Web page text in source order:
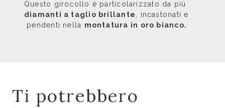
Questo girocollo è particolarizzato da più
diamanti a taglio brillante
, incastonati e
pendenti nella montatura in oro bianco.
Ti potrebbero